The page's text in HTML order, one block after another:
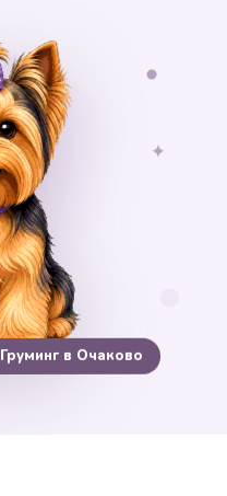
✦
Груминг в Очаково